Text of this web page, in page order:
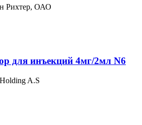
Рихтер, ОАО
для инъекций 4мг/2мл N6
A.S